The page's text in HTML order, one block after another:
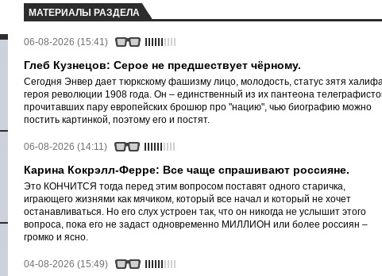
МАТЕРИАЛЫ РАЗДЕЛА
06-08-2026 (15:41)
Глеб Кузнецов: Серое не предшествует чёрному.
Сегодня Энвер дает тюркскому фашизму лицо, молодость, статус зятя
героя революции 1908 года. Он – единственный из их пантеона
прочитавших пару европейских брошюр про "нацию", чью биографию можно
постить картинкой, поэтому его и постят.
06-08-2026 (14:11)
Карина Кокрэлл-Ферре: Все чаще спрашивают россияне.
Это КОНЧИТСЯ тогда перед этим вопросом поставят одного старичка,
играющего жизнями как мячиком, который все начал и который не хочет
останавливаться. Но его слух устроен так, что он никогда не услышит этого
вопроса, пока его не задаст одновременно МИЛЛИОН или более россиян –
громко и ясно.
04-08-2026 (15:49)